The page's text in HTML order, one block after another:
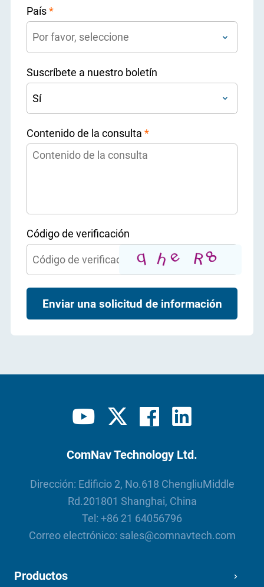
País*
Suscríbete a nuestro boletín
Contenido de la consulta *
Código de verificación
Enviar una solicitud de información
ComNav Technology Ltd.
Dirección: Edificio 2, No.618 ChengliuMiddle
Rd.201801 Shanghai, China
Tel: +86 21 64056796
Correo electrónico: sales@comnavtech.com
Productos